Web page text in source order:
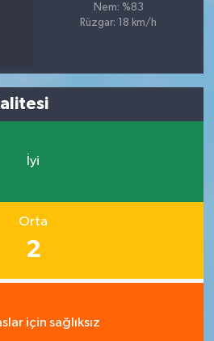
Nem: %83
Rüzgar: 18 km/h
İyi
Orta
2
için sağlıksız